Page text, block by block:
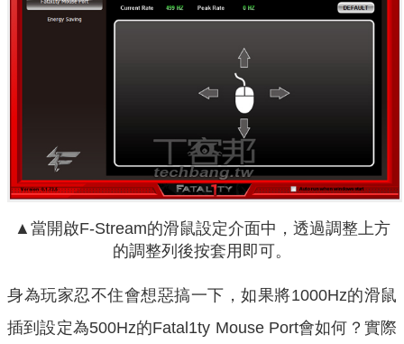
▲當開啟F-Stream的滑鼠設定介面中，透過調整上方
的調整列後按套用即可。
身為玩家忍不住會想惡搞一下，如果將1000Hz的滑鼠
插到設定為500Hz的Fatal1ty Mouse Port會如何？實際